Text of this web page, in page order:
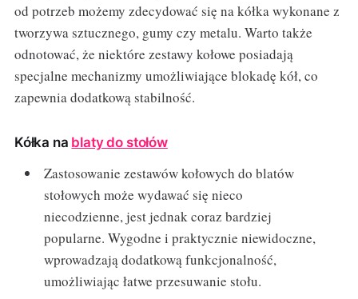
od potrzeb możemy zdecydować się na kółka wykonane z
tworzywa sztucznego, gumy czy metalu. Warto także
odnotować, że niektóre zestawy kołowe posiadają
specjalne mechanizmy umożliwiające blokadę kół, co
zapewnia dodatkową stabilność.
Kółka na blaty do stołów
Zastosowanie zestawów kołowych do blatów
stołowych może wydawać się nieco
niecodzienne, jest jednak coraz bardziej
popularne. Wygodne i praktycznie niewidoczne,
wprowadzają dodatkową funkcjonalność,
umożliwiając łatwe przesuwanie stołu.